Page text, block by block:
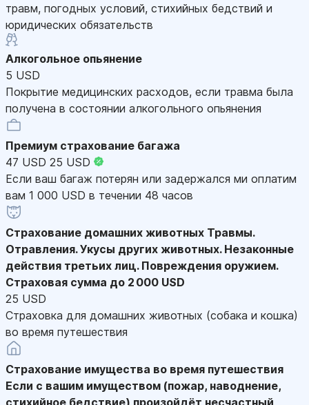
травм, погодных условий, стихийных бедствий и
юридических обязательств
Алкогольное опьянение
5 USD
Покрытие медицинских расходов, если травма была
получена в состоянии алкогольного опьянения
Премиум страхование багажа
47 USD 25 USD
Если ваш багаж потерян или задержался ми оплатим
вам 1 000 USD в течении 48 часов
Страхование домашних животных Травмы.
Отравления. Укусы других животных. Незаконные
действия третьих лиц. Повреждения оружием.
Страховая сумма до 2 000 USD
25 USD
Страховка для домашних животных (собака и кошка)
во время путешествия
Страхование имущества во время путешествия
Если с вашим имуществом (пожар, наводнение,
стихийное бедствие) произойдёт несчастный